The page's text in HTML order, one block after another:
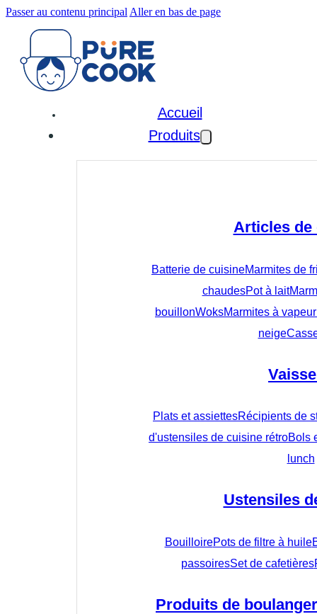
Passer au contenu principal Aller en bas de page
Accueil
Produits
Articles de
Batterie de cuisineMarmites de
chaudesPot à lait
bouillonWoksMarmites à vapeur
neige
Plats et assiettesRécipients de
d'ustensiles de cuisine rétroBols
lunch
Ustensiles
BouilloirePots de filtre à huile
passoiresSet de cafetières
Produits de